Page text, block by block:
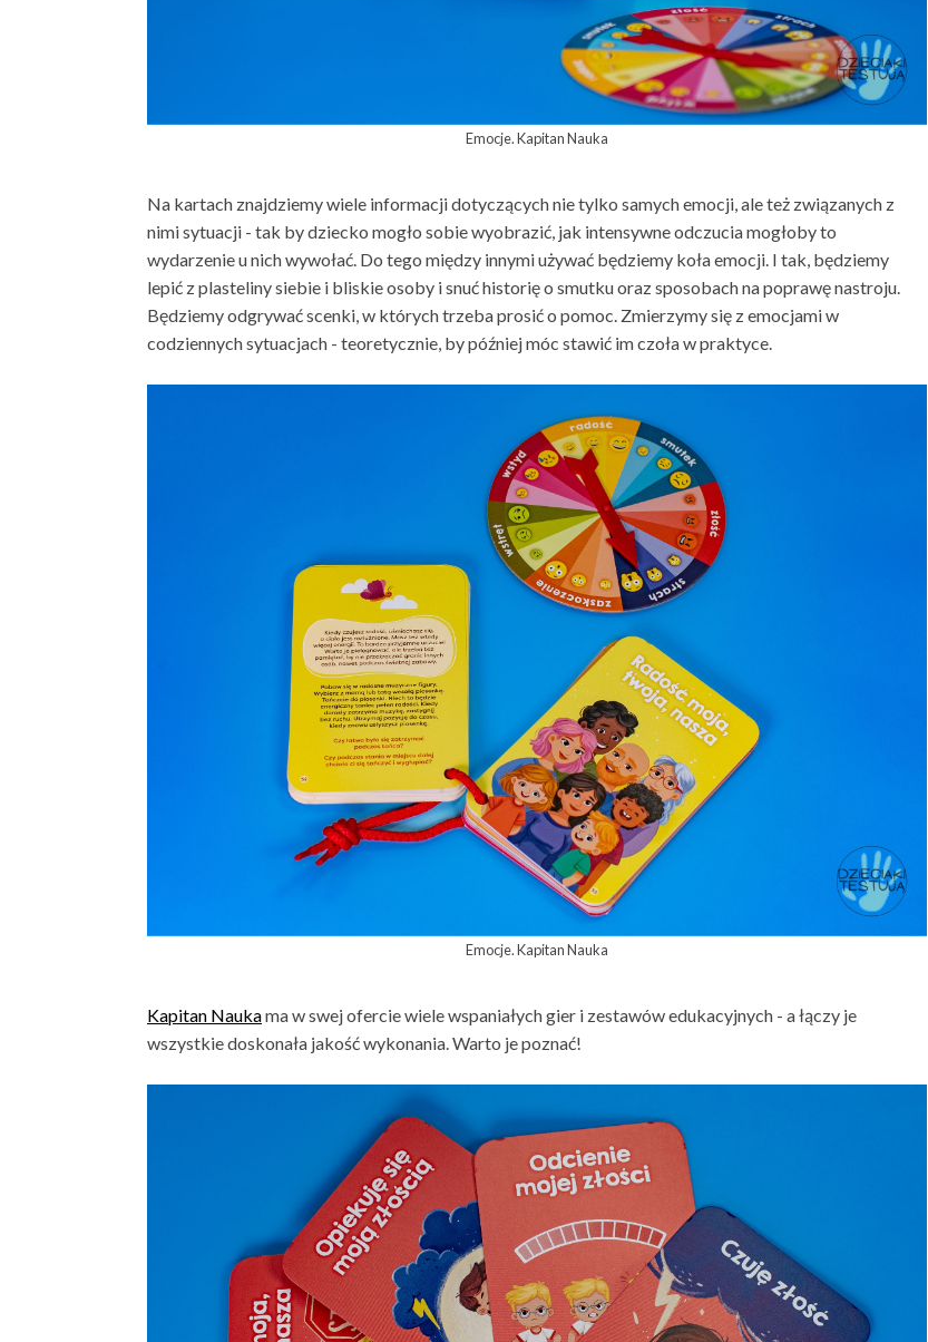
Emocje. Kapitan Nauka
Na kartach znajdziemy wiele informacji dotyczących nie tylko samych emocji, ale też związanych z
nimi sytuacji - tak by dziecko mogło sobie wyobrazić, jak intensywne odczucia mogłoby to
wydarzenie u nich wywołać. Do tego między innymi używać będziemy koła emocji. I tak, będziemy
lepić z plasteliny siebie i bliskie osoby i snuć historię o smutku oraz sposobach na poprawę nastroju.
Będziemy odgrywać scenki, w których trzeba prosić o pomoc. Zmierzymy się z emocjami w
codziennych sytuacjach - teoretycznie, by później móc stawić im czoła w praktyce.
Emocje. Kapitan Nauka
Kapitan Naukama w swej ofercie wiele wspaniałych gier i zestawów edukacyjnych - a łączy je
wszystkie doskonała jakość wykonania. Warto je poznać!